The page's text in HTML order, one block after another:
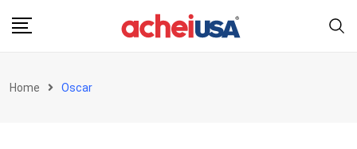
Home Oscar